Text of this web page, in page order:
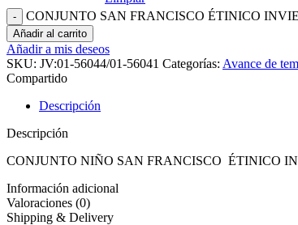
CONJUNTO SAN FRANCISCO ÉTINICO
Añadir al carrito
Añadir a mis deseos
SKU: JV:01-56044/01-56041 Categorías: Avance de
Compartido
Descripción
Descripción
CONJUNTO NIÑO SAN FRANCISCO ÉTINICO
Información adicional
Valoraciones (0)
Shipping & Delivery